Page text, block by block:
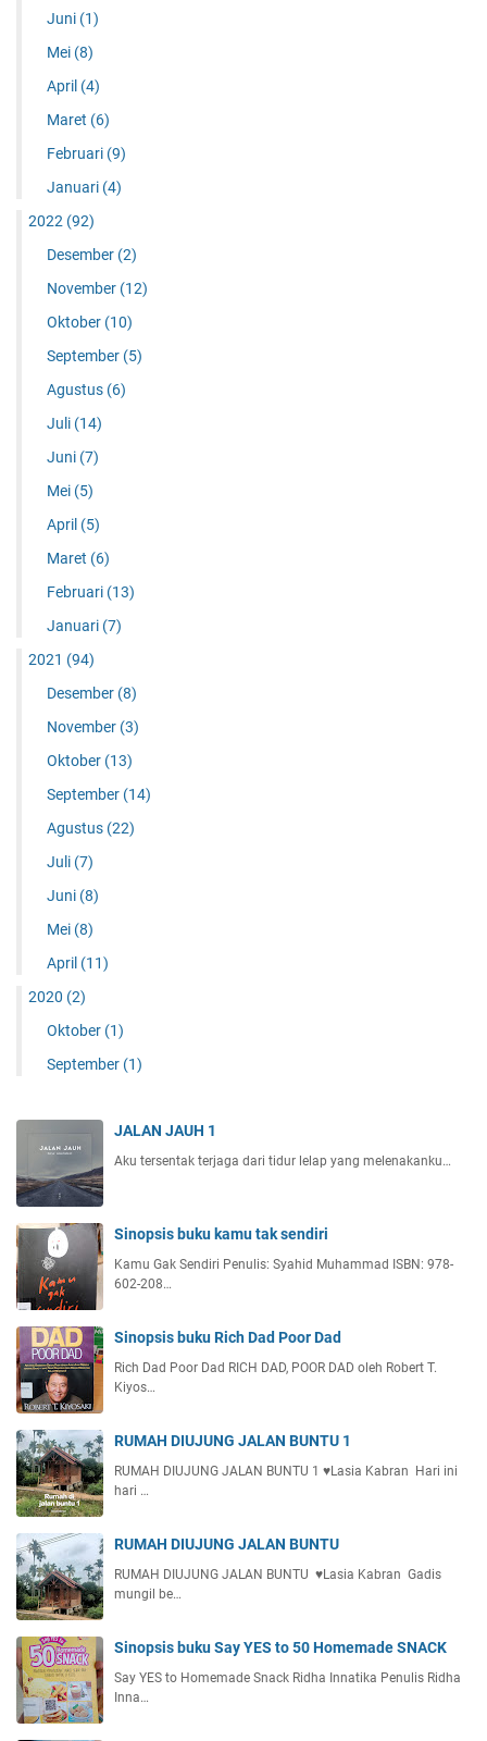
Juni (1)
Mei (8)
April (4)
Maret (6)
Februari (9)
Januari (4)
2022 (92)
Desember (2)
November (12)
Oktober (10)
September (5)
Agustus (6)
Juli (14)
Juni (7)
Mei (5)
April (5)
Maret (6)
Februari (13)
Januari (7)
2021 (94)
Desember (8)
November (3)
Oktober (13)
September (14)
Agustus (22)
Juli (7)
Juni (8)
Mei (8)
April (11)
2020 (2)
Oktober (1)
September (1)
JALAN JAUH 1
Aku tersentak terjaga dari tidur lelap yang melenakanku…
Sinopsis buku kamu tak sendiri
Kamu Gak Sendiri Penulis: Syahid Muhammad ISBN: 978-
602-208…
Sinopsis buku Rich Dad Poor Dad
Rich Dad Poor Dad RICH DAD, POOR DAD oleh Robert T.
Kiyos…
RUMAH DIUJUNG JALAN BUNTU 1
RUMAH DIUJUNG JALAN BUNTU 1 ♥️Lasia Kabran Hari ini
hari …
RUMAH DIUJUNG JALAN BUNTU
RUMAH DIUJUNG JALAN BUNTU ♥️Lasia Kabran Gadis
mungil be…
Sinopsis buku Say YES to 50 Homemade SNACK
Say YES to Homemade Snack Ridha Innatika Penulis Ridha
Inna…